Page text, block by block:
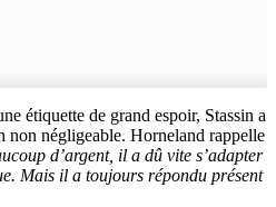
étiquette de grand espoir, Stassin a
non négligeable. Horneland rappelle
d’argent, il a dû vite s’adapter
Mais il a toujours répondu présent